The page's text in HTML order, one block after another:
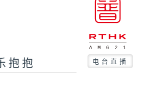
抱抱 电台直播